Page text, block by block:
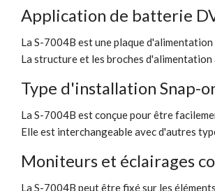
Application de batterie
La S-7004B est une plaque
La structure et les broches
Type d'installation Snap-
La S-7004B est conçue pour être
Elle est interchangeable avec d'autres
Moniteurs et éclairages
La S-7004B peut être fixé sur les